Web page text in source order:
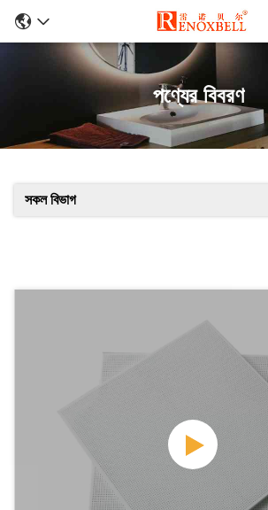
পণ্যের বিবরণ
সকল বিভাগ